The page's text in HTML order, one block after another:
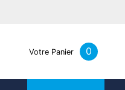
Votre Panier 0